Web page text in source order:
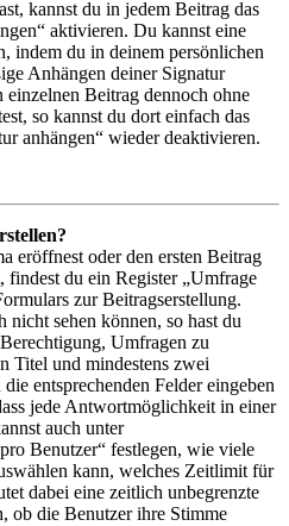
kannst du in jedem Beitrag das
aktivieren. Du kannst eine
indem du in deinem persönlichen
Anhängen deiner Signatur
Beitrag dennoch ohne
so kannst du dort einfach das
anhängen“ wieder deaktivieren.
eröffnest oder den ersten Beitrag
findest du ein Register „Umfrage
zur Beitragserstellung.
nicht sehen können, so hast du
Umfragen zu
Titel und mindestens zwei
entsprechenden Felder eingeben
jede Antwortmöglichkeit in einer
auch unter
Benutzer“ festlegen, wie viele
kann, welches Zeitlimit für
dabei eine zeitlich unbegrenzte
ob die Benutzer ihre Stimme